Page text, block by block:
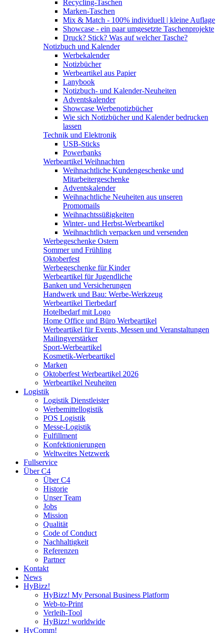
Recycling-Taschen
Marken-Taschen
Mix & Match - 100% individuell | kleine Auflage
Showcase - ein paar umgesetzte Taschenprojekte
Druck? Stick? Was auf welcher Tasche?
Notizbuch und Kalender
Werbekalender
Notizbücher
Werbeartikel aus Papier
Lanybook
Notizbuch- und Kalender-Neuheiten
Adventskalender
Showcase Werbenotizbücher
Wie sich Notizbücher und Kalender bedrucken
lassen
Technik und Elektronik
USB-Sticks
Powerbanks
Werbeartikel Weihnachten
Weihnachtliche Kundengeschenke und
Mitarbeitergeschenke
Adventskalender
Weihnachtliche Neuheiten aus unseren
Promomails
Weihnachtssüßigkeiten
Winter- und Herbst-Werbeartikel
Weihnachtlich verpacken und versenden
Werbegeschenke Ostern
Sommer und Frühling
Oktoberfest
Werbegeschenke für Kinder
Werbeartikel für Jugendliche
Banken und Versicherungen
Handwerk und Bau: Werbe-Werkzeug
Werbeartikel Tierbedarf
Hotelbedarf mit Logo
Home Office und Büro Werbeartikel
Werbeartikel für Events, Messen und Veranstaltungen
Mailingverstärker
Sport-Werbeartikel
Kosmetik-Werbeartikel
Marken
Oktoberfest Werbeartikel 2026
Werbeartikel Neuheiten
Logistik
Logistik Dienstleister
Werbemittellogistik
POS Logistik
Messe-Logistik
Fulfillment
Konfektionierungen
Weltweites Netzwerk
Fullservice
Über C4
Über C4
Historie
Unser Team
Jobs
Mission
Qualität
Code of Conduct
Nachhaltigkeit
Referenzen
Partner
Kontakt
News
HyBizz!
HyBizz! My Personal Business Platform
Web-to-Print
Verleih-Tool
HyBizz! worldwide
HyComm!